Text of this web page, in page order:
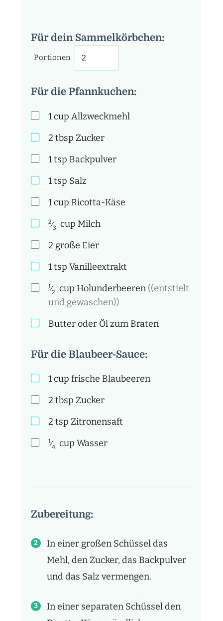
Für dein Sammelkörbchen:
Portionen
Für die Pfannkuchen:
1cup Allzweckmehl
2 tbsp Zucker
1tsp Backpulver
1tsp Salz
1cup Ricotta-Käse
2⁄3 cup Milch
2 große Eier
1tsp Vanilleextrakt
1⁄2 cup Holunderbeeren ((entstielt
und gewaschen))
Butter oder Öl zum Braten
Für die Blaubeer-Sauce:
1cup frische Blaubeeren
2 tbsp Zucker
2 tsp Zitronensaft
1⁄4 cup Wasser
Zubereitung:
In einer großen Schüssel das
Mehl, den Zucker, das Backpulver
und das Salz vermengen.
In einer separaten Schüssel den